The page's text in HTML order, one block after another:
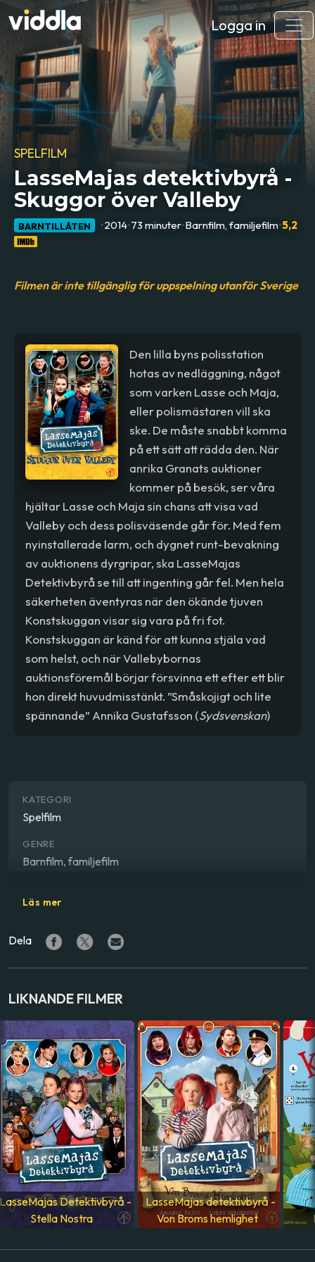
Logga in
SPELFILM
LasseMajas detektivbyrå -
Skuggor över Valleby
BARNTILLÅTEN •2014•73 minuter•Barnfilm, familjefilm•5,2
Filmen är inte tillgänglig för uppspelning utanför Sverige
Den lilla byns polisstation
hotas av nedläggning, något
som varken Lasse och Maja,
eller polismästaren vill ska
ske. De måste snabbt komma
på ett sätt att rädda den. När
anrika Granats auktioner
kommer på besök, ser våra
hjältar Lasse och Maja sin chans att visa vad
Valleby och dess polisväsende går för. Med fem
nyinstallerade larm, och dygnet runt-bevakning
av auktionens dyrgripar, ska LasseMajas
Detektivbyrå se till att ingenting går fel. Men hela
säkerheten äventyras när den ökände tjuven
Konstskuggan visar sig vara på fri fot.
Konstskuggan är känd för att kunna stjäla vad
som helst, och när Vallebybornas
auktionsföremål börjar försvinna ett efter ett blir
hon direkt huvudmisstänkt. ”Småskojigt och lite
spännande” Annika Gustafsson (Sydsvenskan)
KATEGORI
Spelfilm
GENRE
Barnfilm, familjefilm
Walter Söderlund
SKÅDESPELARE
LAND
Sverige
SPRÅK
Svenska
Läs mer
Dela
LIKNANDE FILMER
Detektivbyrå -
Stella Nostra
LasseMajas detektivbyrå -
Von Broms hemlighet